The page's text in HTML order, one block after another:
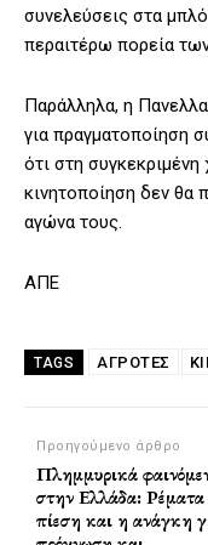
συνελεύσεις στα
περαιτέρω πορεία
Παράλληλα, η
για πραγματοποίηση
ότι στη συγκεκριμένη
κινητοποίηση δεν θα
αγώνα τους.
ΑΠΕ
TAGS ΑΓΡΟΤΕΣ
Προηγούμενο άρθρο
Πλημμυρικά
στην Ελλάδα: Ρέματα
πίεση και η ανάγκη